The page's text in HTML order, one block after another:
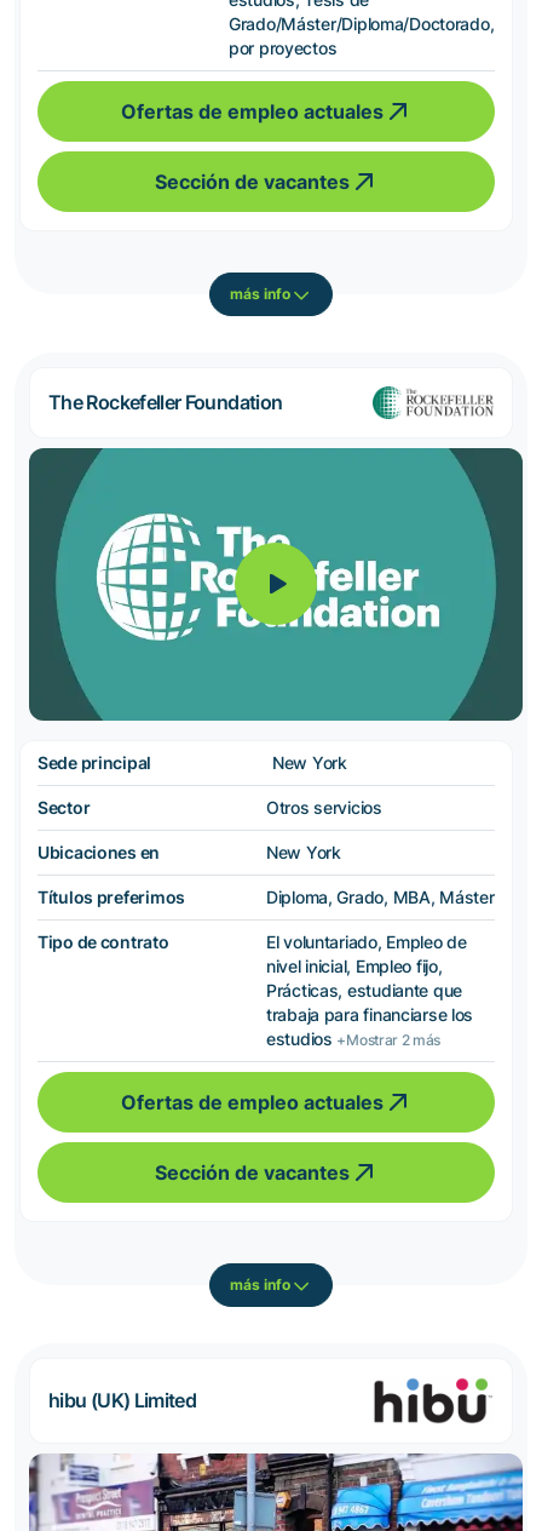
Grado/Máster/Diploma/Doctorado,
por proyectos
Ofertas de empleo actuales
Sección de vacantes
más info
The Rockefeller Foundation
Sede principal New York
Sector Otros servicios
Ubicaciones en New York
Títulos preferimos Diploma, Grado, MBA, Máster
Tipo de contrato
El voluntariado, Empleo de
nivel inicial, Empleo fijo,
Prácticas, estudiante que
trabaja para financiarse los
estudios +Mostrar 2 más
Ofertas de empleo actuales
Sección de vacantes
más info
hibu (UK) Limited